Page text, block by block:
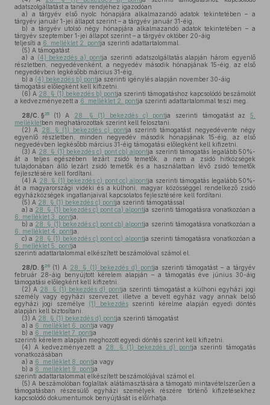
adatszolgáltatást a tanév rendjéhez igazodóan
a) a tárgyév első nyolc hónapjára alkalmazandó adatok tekintetében – a
tárgyév január 1-jei állapot szerint – a tárgyév január 31-éig,
b) a tárgyév utolsó négy hónapjára alkalmazandó adatok tekintetében – a
tárgyév szeptember 1-jei állapot szerint – a tárgyév október 20-áig
teljesíti a 6. melléklet 2. pontja szerinti adattartalommal.
(5) A támogatást
a) a (4) bekezdés a) pontja szerinti adatszolgáltatás alapján három egyenlő
részletben, negyedévenként, a negyedév második hónapjának 15-éig, az első
negyedévben legkésőbb március 31-éig,
b) a (4) bekezdés b) pontja szerinti igénylés alapján november 30-áig
támogatási előlegként kell kifizetni.
(6) A 28. § (1) bekezdés b) pontja szerinti támogatáshoz kapcsolódó beszámolót
a kedvezményezett a 6. melléklet 2. pontja szerinti adattartalommal teszi meg.
28/C. §25 (1) A 28. § (1) bekezdés c) pontja szerinti támogatást az5.
mellékletben meghatározottak szerint kell felosztani.
(2) A 28. § (1) bekezdés c) pontja szerinti támogatást negyedévente négy
egyenlő részletben, minden negyedév második hónapjának 15-éig, az első
negyedévben legkésőbb március 31-éig támogatási előlegként kell kifizetni.
(3) A 28. § (1) bekezdés c) pont cb) alpontja szerinti támogatás legalább 50%-
át a teljes egészében lezárt zsidó temetők, a nem a zsidó hitközségek
tulajdonában álló lezárt zsidó temetők és a használatban lévő zsidó temetők
fejlesztésére kell fordítani.
(4) A 28. § (1) bekezdés c) pont cc) alpontja szerinti támogatás legalább 50%-
át a magyarországi vidéki és a külhoni, magyar közösséggel rendelkező zsidó
egyházközségek ingatlanjaival kapcsolatos fejlesztésére kell fordítani.
(5) A 28. § (1) bekezdés c) pontja szerinti támogatással
a) a 28. § (1) bekezdés c) pont ca) alpontja szerinti támogatásra vonatkozóan a
6. melléklet 3. pontja,
b) a 28. § (1) bekezdés c) pont cb) alpontja szerinti támogatásra vonatkozóan a
6. melléklet 4. pontja,
c) a 28. § (1) bekezdés c) pont cc) alpontja szerinti támogatásra vonatkozóan a
6. melléklet 5. pontja
szerinti adattartalommal elkészített beszámolóval számol el.
28/D. §26 (1) A 28. § (1) bekezdés d) pontja szerinti támogatást – a tárgyév
február 28-áig benyújtott kérelem alapján – a támogatás éve június 30-áig
támogatási előlegként kell kifizetni.
(2) A 28. § (1) bekezdés d) pontja szerinti támogatást a külhoni egyházi jogi
személy vagy egyházi szervezet, illetve a bevett egyház vagy annak belső
egyházi jogi személye (1) bekezdésszerinti kérelme alapján egyedi döntés
alapján kell biztosítani.
(3) A 28. § (1) bekezdés d) pontja szerinti támogatást
a) a 6. melléklet 6. pontja vagy
b) a 6. melléklet 7. pontja
szerinti kérelem alapján meghozott egyedi döntés szerint kell kifizetni.
(4) A kedvezményezett a 28. § (1) bekezdés d) pontja szerinti támogatás
vonatkozásában
a) a 6. melléklet 8. pontja vagy
b) a 6. melléklet 9. pontja
szerinti adattartalommal elkészített beszámolójával számol el.
(5) A beszámolóban foglaltak alátámasztására a támogató mintavételszerűen a
támogatásban részesülő egyházi személyek részére történő kifizetésekhez
kapcsolódó dokumentumok benyújtását is előírhatja.